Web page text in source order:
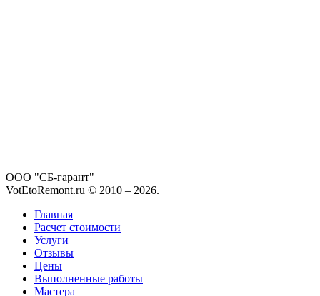
ООО "СБ-гарант"
VotEtoRemont.ru © 2010 – 2026.
Главная
Расчет стоимости
Услуги
Отзывы
Цены
Выполненные работы
Мастера